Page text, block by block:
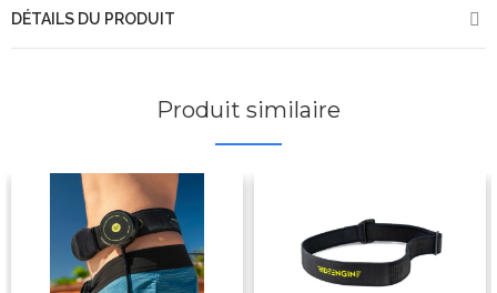
DÉTAILS DU PRODUIT
Produit similaire